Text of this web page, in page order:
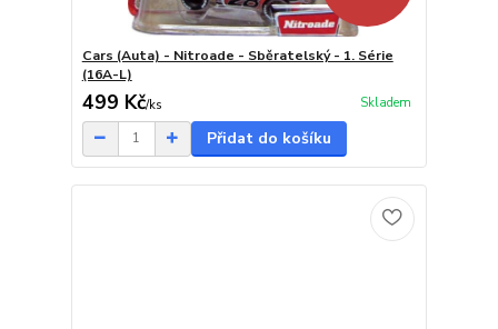
Cars (Auta) - Nitroade - Sběratelský - 1. Série
(16A-L)
499 Kč/ks Skladem
Přidat do košíku